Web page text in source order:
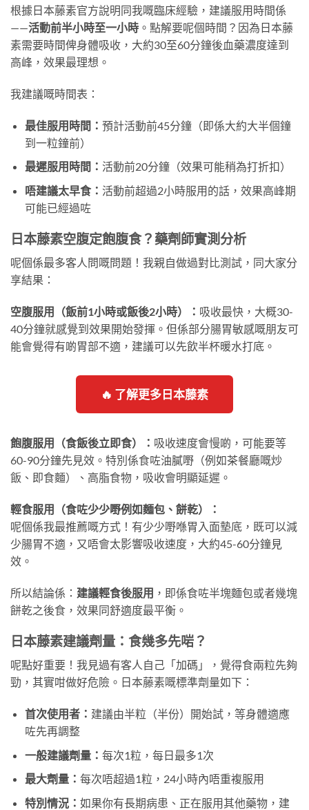
根據日本藤素官方說明同我嘅臨床經驗，建議服用時間係
——活動前半小時至一小時 。點解要呢個時間？因為日本藤
素需要時間俾身體吸收，大約30至60分鐘後血藥濃度達到
高峰，效果最理想。
我建議嘅時間表：
最佳服用時間： 預計活動前45分鐘（即係大約大半個鐘
到一粒鐘前）
最遲服用時間： 活動前20分鐘（效果可能稍為打折扣）
唔建議太早食： 活動前超過2小時服用的話，效果高峰期
可能已經過咗
日本藤素空腹定飽腹食？藥劑師實測分析
呢個係最多客人問嘅問題！我親自做過對比測試，同大家分
享結果：
空腹服用（飯前1小時或飯後2小時）： 吸收最快，大概30-
40分鐘就感覺到效果開始發揮。但係部分腸胃敏感嘅朋友可
能會覺得有啲胃部不適，建議可以先飲半杯暖水打底。
🔥 了解更多日本藤素
飽腹服用（食飯後立即食）： 吸收速度會慢啲，可能要等
60-90分鐘先見效。特別係食咗油膩嘢（例如茶餐廳嘅炒
飯、即食麵）、高脂食物，吸收會明顯延遲。
輕食服用（食咗少少嘢例如麵包、餅乾）：
呢個係我最推薦嘅方式！有少少嘢喺胃入面墊底，既可以減
少腸胃不適，又唔會太影響吸收速度，大約45-60分鐘見
效。
所以結論係： 建議輕食後服用 ，即係食咗半塊麵包或者幾塊
餅乾之後食，效果同舒適度最平衡。
日本藤素建議劑量：食幾多先啱？
呢點好重要！我見過有客人自己「加碼」，覺得食兩粒先夠
勁，其實咁做好危險。日本藤素嘅標準劑量如下：
首次使用者： 建議由半粒（半份）開始試，等身體適應
咗先再調整
一般建議劑量： 每次1粒，每日最多1次
最大劑量： 每次唔超過1粒，24小時內唔重複服用
特別情況： 如果你有長期病患、正在服用其他藥物，建